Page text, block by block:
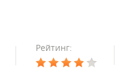
Рейтинг: